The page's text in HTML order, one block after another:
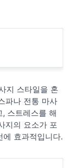
지 스타일을 혼
파나 전통 마사
스트레스를 해
지의 요소가 포
효과적입니다.